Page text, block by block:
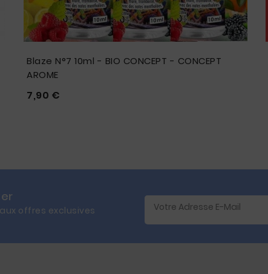
Blaze N°7 10ml - BIO CONCEPT - CONCEPT
AROME
 
7,90 €
offres exclusives